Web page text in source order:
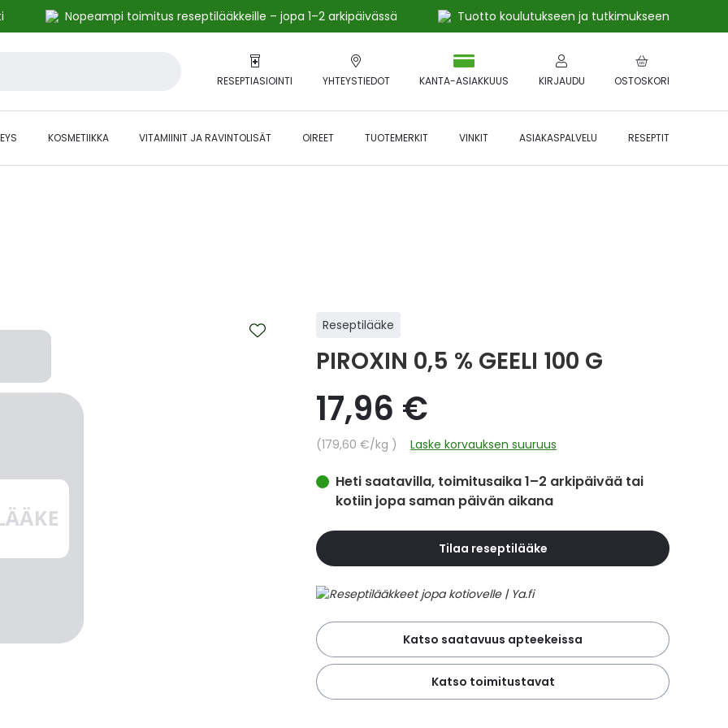
Nopeampi toimitus reseptilääkkeille – jopa 1–2 arkipäivässä
Tuotto koulutukseen ja tutkimukseen
RESEPTIASIOINTI YHTEYSTIEDOT OSTOSKORI
KANTA-ASIAKKUUS KIRJAUDU
KOSMETIIKKA VITAMIINIT JA RAVINTOLISÄT OIREET TUOTEMERKIT VINKIT ASIAKASPALVELU RESEPTIT
Reseptilääke
PIROXIN 0,5 % GEELI 100 G
17,96 €
Yksikköhinta
179,60 €/kg Laske korvauksen suuruus
Heti saatavilla, toimitusaika 1–2 arkipäivää tai
kotiin jopa saman päivän aikana
Tilaa reseptilääke
Katso saatavuus apteekeissa
Katso toimitustavat